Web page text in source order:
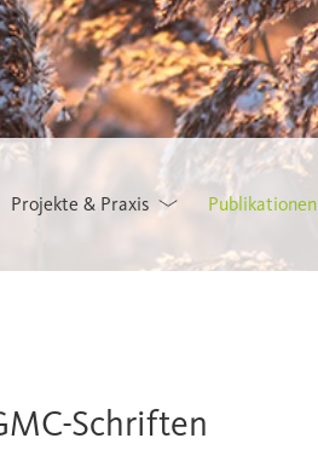
Projekte & Praxis Publikationen
Schriften